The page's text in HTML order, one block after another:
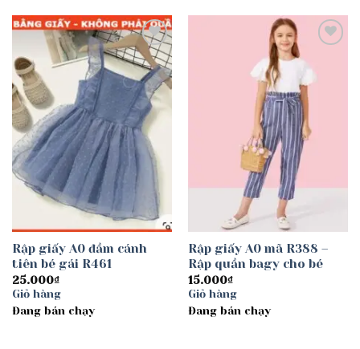
Add to
wishlist
Rập giấy A0 đầm cánh
tiên bé gái R461
25.000₫
Giỏ hàng
Đang bán chạy
wishlist
Rập giấy A0 mã R388 –
Rập quần bagy cho bé
15.000₫
Giỏ hàng
Đang bán chạy